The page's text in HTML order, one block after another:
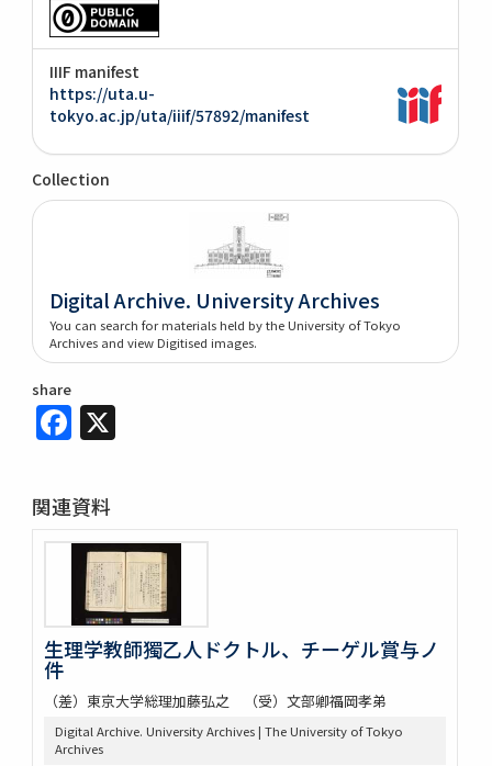
IIIF manifest
https://uta.u-
tokyo.ac.jp/uta/iiif/57892/manifest
Collection
Digital Archive. University Archives
You can search for materials held by the University of Tokyo
Archives and view Digitised images.
share
Facebook
関連資料
生理学教師獨乙人ドクトル、チーゲル賞与ノ
件
（差）東京大学総理加藤弘之 （受）文部卿福岡孝弟
Digital Archive. University Archives | The University of Tokyo
Archives